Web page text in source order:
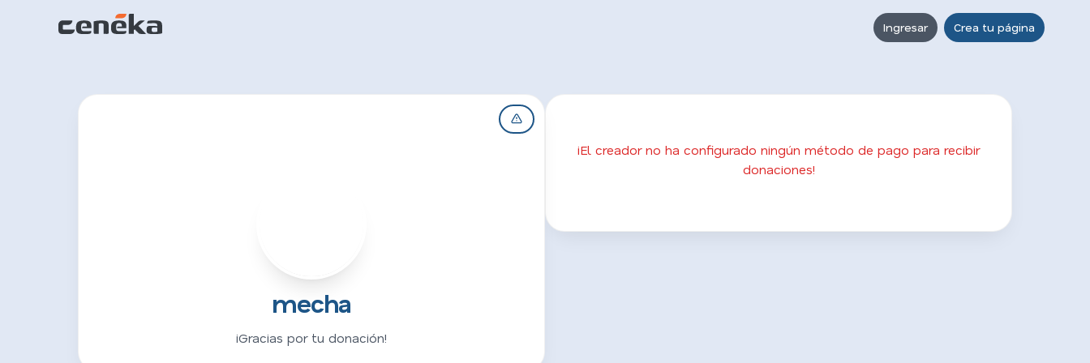
Ingresar Crea tu página
mecha
¡Gracias por tu donación!
¡El creador no ha configurado ningún método de pago para recibir
donaciones!